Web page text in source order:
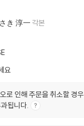
き 淳一 각본
요
로 인해 주문을 취소할 경우
됩니다.